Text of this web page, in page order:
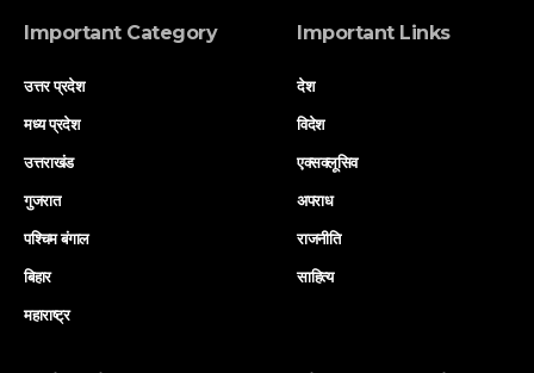
Important Category
उत्तर प्रदेश
मध्य प्रदेश
उत्तराखंड
गुजरात
पश्चिम बंगाल
बिहार
महाराष्ट्र
Important Links
देश
विदेश
एक्सक्लूसिव
अपराध
राजनीति
साहित्य